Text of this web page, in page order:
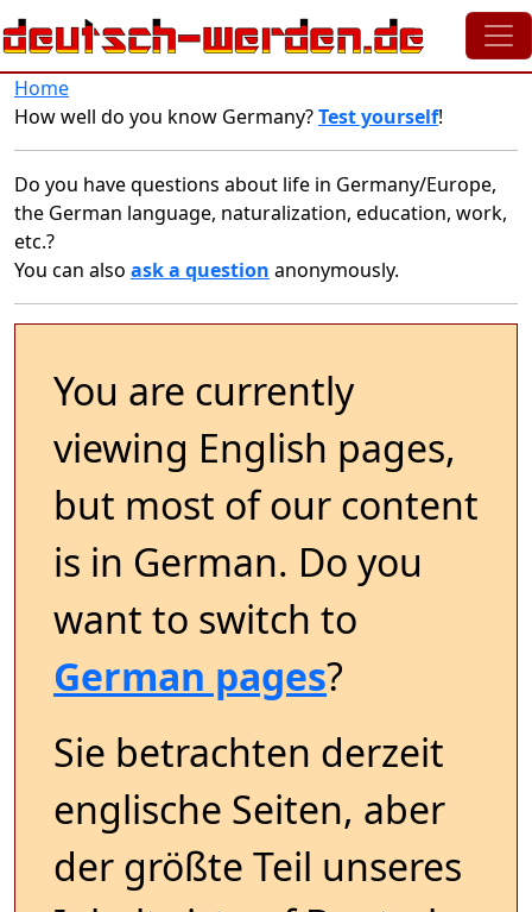
Skip to main content
Home
How well do you know Germany?Test yourself!
Do you have questions about life in Germany/Europe,
the German language, naturalization, education, work,
etc.?
You can also ask a question anonymously.
You are currently
viewing English pages,
but most of our content
is in German. Do you
want to switch to
German pages?
Sie betrachten derzeit
englische Seiten, aber
der größte Teil unseres